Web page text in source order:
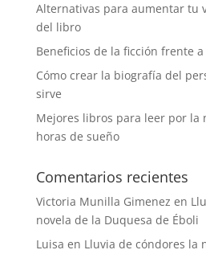
Alternativas para aumentar tu
del libro
Beneficios de la ficción frente
Cómo crear la biografía del
sirve
Mejores libros para leer por la
horas de sueño
Comentarios recientes
Victoria Munilla Gimenez en
novela de la Duquesa de Éboli
Luisa en Lluvia de cóndores la